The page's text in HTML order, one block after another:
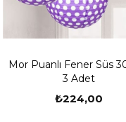
Mor Puanlı Fener Süs
3 Adet
₺224,00